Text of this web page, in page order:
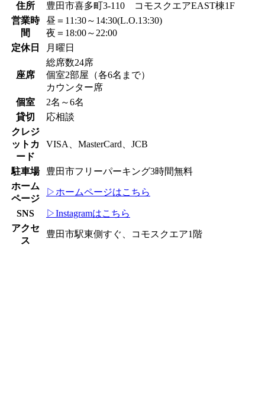
住所
豊田市喜多町3-110 コモスクエアEAST棟1F
営業時
間
昼＝11:30～14:30(L.O.13:30)
夜＝18:00～22:00
定休日
月曜日
座席
総席数24席
個室2部屋（各6名まで）
カウンター席
個室
2名～6名
貸切
応相談
クレジ
ットカ
ード
VISA、MasterCard、JCB
駐車場
豊田市フリーパーキング3時間無料
ホーム
ページ
▷ホームページはこちら
SNS
▷Instagramはこちら
アクセ
ス
豊田市駅東側すぐ、コモスクエア1階